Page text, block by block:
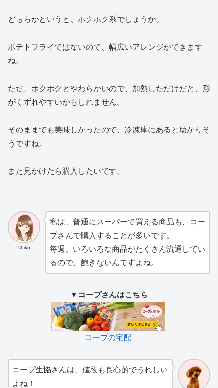
どちらかというと、ホクホク系でしょうか。
ポテトフライではないので、幅広いアレンジができます
ね。
ただ、ホクホクとやわらかいので、加熱しただけだと、形
がくずれやすいかもしれません。
そのままでも美味しかったので、冷凍庫にあると助かりそ
うですね。
また見かけたら購入したいです。
Chiko
私は、普通にスーパーで買える商品も、コー
プさんで購入することが多いです。
毎週、いろいろな商品がたくさん流通してい
るので、飽きないんですよね。
▼コープさんはこちら
コープの宅配
コープ生協さんは、値段も良心的でうれしい
よね！